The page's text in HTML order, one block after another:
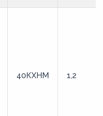
40КХНМ 1,2